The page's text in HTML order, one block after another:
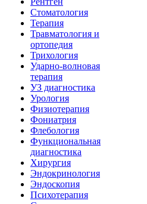
Стоматология
Терапия
Травматология и
ортопедия
Трихология
Ударно-волновая
терапия
УЗ диагностика
Урология
Физиотерапия
Фониатрия
Флебология
Функциональная
диагностика
Хирургия
Эндокринология
Эндоскопия
Психотерапия